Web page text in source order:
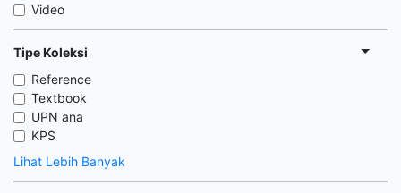
Video
Tipe Koleksi
Reference
Textbook
UPN ana
KPS
Lihat Lebih Banyak